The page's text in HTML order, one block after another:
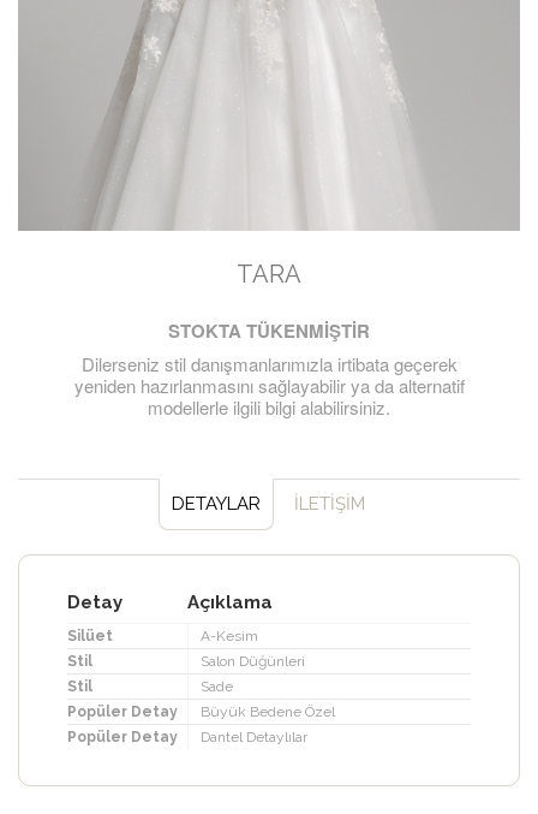
TARA
STOKTA TÜKENMİŞTİR
Dilerseniz stil danışmanlarımızla irtibata geçerek
yeniden hazırlanmasını sağlayabilir ya da alternatif
modellerle ilgili bilgi alabilirsiniz.
DETAYLAR İLETİŞİM
Detay Açıklama
Silüet
A-Kesim
Stil
Salon Düğünleri
Stil
Sade
Popüler Detay
Büyük Bedene Özel
Popüler Detay
Dantel Detaylılar